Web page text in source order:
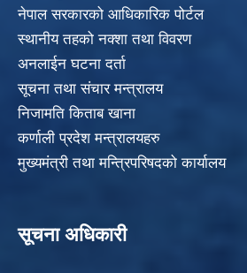
नेपाल सरकारको आधिकारिक पोर्टल
स्थानीय तहको नक्शा तथा विवरण
अनलाईन घटना दर्ता
सूचना तथा संचार मन्त्रालय
निजामति किताब खाना
कर्णाली प्रदेश मन्त्रालयहरु
मुख्यमंत्री तथा मन्त्रिपरिषदको कार्यालय
सूचना अधिकारी